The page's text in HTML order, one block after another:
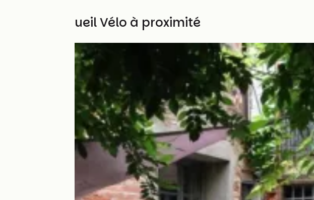
Autres Accueil Vélo à proximité